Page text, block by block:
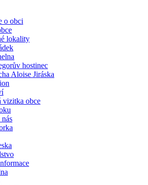
o obci
lokality
hostinec
Aloise Jiráska
vizitka obce